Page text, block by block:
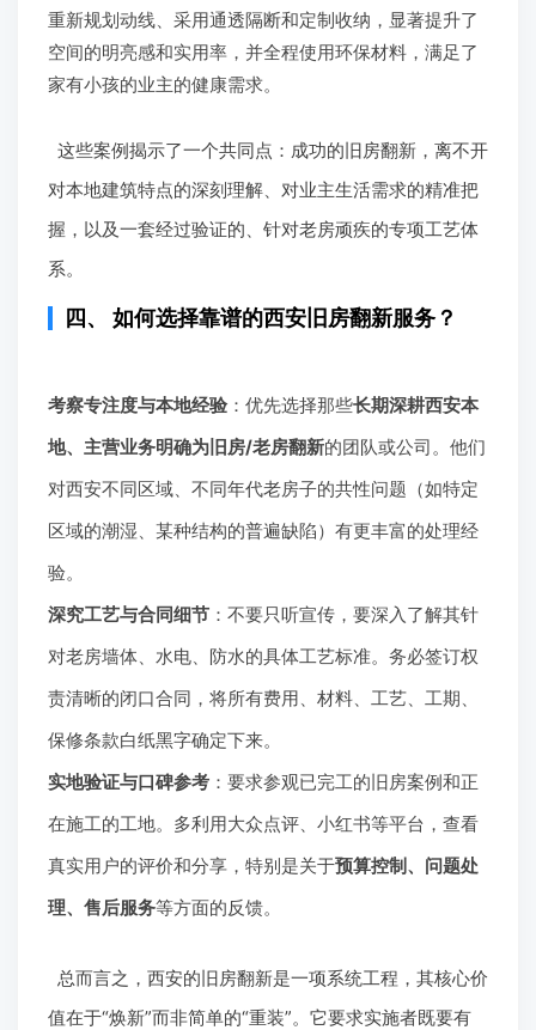
重新规划动线、采用通透隔断和定制收纳，显著提升了
空间的明亮感和实用率，并全程使用环保材料，满足了
家有小孩的业主的健康需求。
这些案例揭示了一个共同点：成功的旧房翻新，离不开
对本地建筑特点的深刻理解、对业主生活需求的精准把
握，以及一套经过验证的、针对老房顽疾的专项工艺体
系。
四、 如何选择靠谱的西安旧房翻新服务？
考察专注度与本地经验：优先选择那些长期深耕西安本
地、主营业务明确为旧房/老房翻新的团队或公司。他们
对西安不同区域、不同年代老房子的共性问题（如特定
区域的潮湿、某种结构的普遍缺陷）有更丰富的处理经
验。
深究工艺与合同细节 ：不要只听宣传，要深入了解其针
对老房墙体、水电、防水的具体工艺标准。务必签订权
责清晰的闭口合同，将所有费用、材料、工艺、工期、
保修条款白纸黑字确定下来。
实地验证与口碑参考 ：要求参观已完工的旧房案例和正
在施工的工地。多利用大众点评、小红书等平台，查看
真实用户的评价和分享，特别是关于预算控制、问题处
理、售后服务等方面的反馈。
总而言之，西安的旧房翻新是一项系统工程，其核心价
值在于“焕新”而非简单的“重装”。它要求实施者既要有